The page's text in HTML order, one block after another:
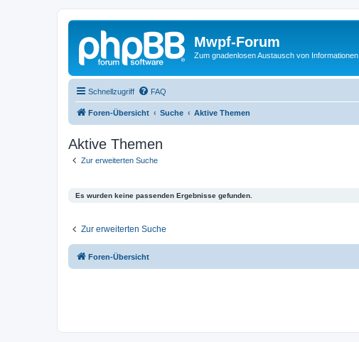
Mwpf-Forum
Zum gnadenlosen Austausch von Informationen
Schnellzugriff FAQ
Foren-Übersicht Suche Aktive Themen
Aktive Themen
Zur erweiterten Suche
Es wurden keine passenden Ergebnisse gefunden.
Zur erweiterten Suche
Foren-Übersicht